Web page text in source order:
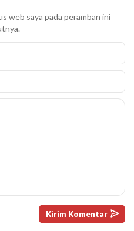
web saya pada peramban ini